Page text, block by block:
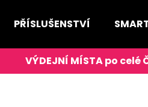
PŘÍSLUŠENSTVÍ
najít?